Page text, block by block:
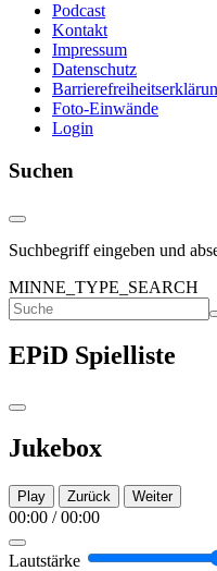
Podcast
Kontakt
Impressum
Datenschutz
Foto-Einwände
Login
Suchen
Suchbegriff eingeben und
MINNE_TYPE_SEARCH
EPiD Spielliste
Jukebox
Play Zurück Weiter
00:00 /00:00
Lautstärke